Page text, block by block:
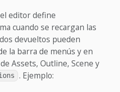
editor define
cuando se recargan las
devueltos pueden
la barra de menús y en
Assets, Outline, Scene y
. Ejemplo: